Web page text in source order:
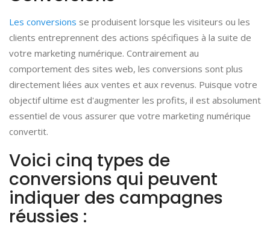
Les conversions se produisent lorsque les visiteurs ou les
clients entreprennent des actions spécifiques à la suite de
votre marketing numérique. Contrairement au
comportement des sites web, les conversions sont plus
directement liées aux ventes et aux revenus. Puisque votre
objectif ultime est d'augmenter les profits, il est absolument
essentiel de vous assurer que votre marketing numérique
convertit.
Voici cinq types de
conversions qui peuvent
indiquer des campagnes
réussies :